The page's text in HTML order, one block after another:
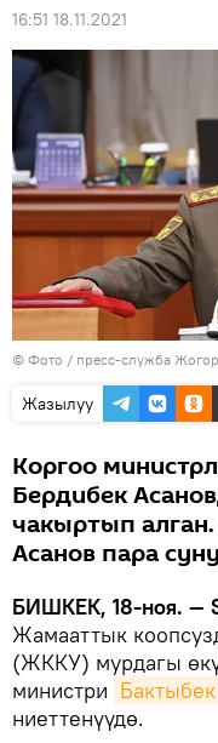
16:51 18.11.2021
© Фото / пресс-служба
Жазылуу
Коргоо
Бердибек
чакыртып
Асанов пара
БИШКЕК, 18-ноя. —
Жамааттык
(ЖККУ) мурдагы
министри
ниеттенүүдө.